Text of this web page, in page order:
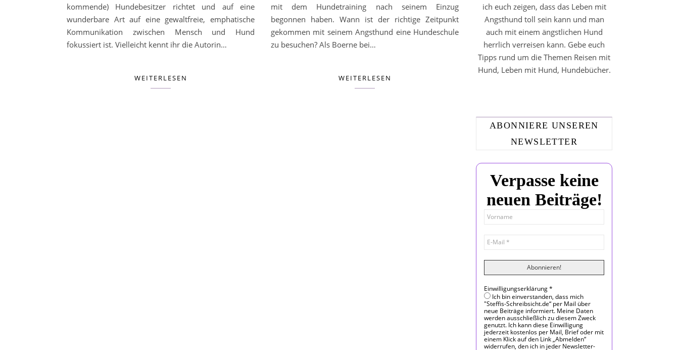
kommende) Hundebesitzer richtet und auf eine
wunderbare Art auf eine gewaltfreie, emphatische
Kommunikation zwischen Mensch und Hund
fokussiert ist. Vielleicht kennt ihr die Autorin…
WEITERLESEN
mit dem Hundetraining nach seinem Einzug
begonnen haben. Wann ist der richtige Zeitpunkt
gekommen mit seinem Angsthund eine Hundeschule
zu besuchen? Als Boerne bei…
WEITERLESEN
ich euch zeigen, dass das Leben mit
Angsthund toll sein kann und man
auch mit einem ängstlichen Hund
herrlich verreisen kann. Gebe euch
Tipps rund um die Themen Reisen mit
Hund, Leben mit Hund, Hundebücher.
ABONNIERE UNSEREN
NEWSLETTER
Verpasse keine
neuen Beiträge!
Einwilligungserklärung*
Ich bin einverstanden, dass mich
"Steffis-Schreibsicht.de“ per Mail über
neue Beiträge informiert. Meine Daten
werden ausschließlich zu diesem Zweck
genutzt. Ich kann diese Einwilligung
jederzeit kostenlos per Mail, Brief oder mit
einem Klick auf den Link „Abmelden“
widerrufen, den ich in jeder Newsletter-